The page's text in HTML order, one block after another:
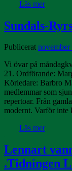
Läs mer
Sundals-
Publicerat november
Vi övar på
21. Ordförande:
Körledare: Barbro
medlemmar som
repertoar. Från
modernt. Varför
Läs mer
Lennart
.Tidningen